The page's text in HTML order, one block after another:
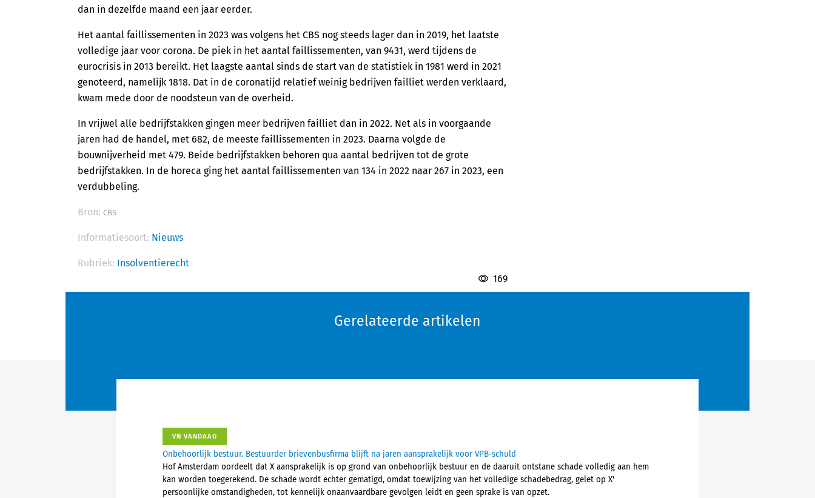
dan in dezelfde maand een jaar eerder.
Het aantal faillissementen in 2023 was volgens het CBS nog steeds lager dan in 2019, het laatste
volledige jaar voor corona. De piek in het aantal faillissementen, van 9431, werd tijdens de
eurocrisis in 2013 bereikt. Het laagste aantal sinds de start van de statistiek in 1981 werd in 2021
genoteerd, namelijk 1818. Dat in de coronatijd relatief weinig bedrijven failliet werden verklaard,
kwam mede door de noodsteun van de overheid.
In vrijwel alle bedrijfstakken gingen meer bedrijven failliet dan in 2022. Net als in voorgaande
jaren had de handel, met 682, de meeste faillissementen in 2023. Daarna volgde de
bouwnijverheid met 479. Beide bedrijfstakken behoren qua aantal bedrijven tot de grote
bedrijfstakken. In de horeca ging het aantal faillissementen van 134 in 2022 naar 267 in 2023, een
verdubbeling.
Bron: CBS
Informatiesoort: Nieuws
Rubriek: Insolventierecht
169
Gerelateerde artikelen
VN VANDAAG
Onbehoorlijk bestuur. Bestuurder brievenbusfirma blijft na jaren aansprakelijk voor VPB-schuld
Hof Amsterdam oordeelt dat X aansprakelijk is op grond van onbehoorlijk bestuur en de daaruit ontstane schade volledig aan hem
kan worden toegerekend. De schade wordt echter gematigd, omdat toewijzing van het volledige schadebedrag, gelet op X'
persoonlijke omstandigheden, tot kennelijk onaanvaardbare gevolgen leidt en geen sprake is van opzet.